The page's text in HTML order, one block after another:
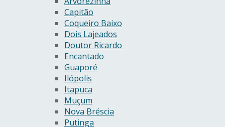
Capitão
Coqueiro Baixo
Dois Lajeados
Doutor Ricardo
Encantado
Guaporé
Ilópolis
Itapuca
Muçum
Nova Bréscia
Putinga